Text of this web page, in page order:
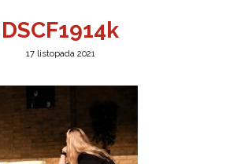
DSCF1914k
17 listopada 2021